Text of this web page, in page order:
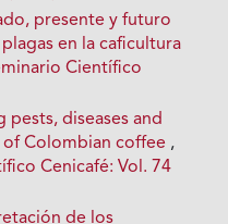
presente y futuro
en la caficultura
Científico
pests, diseases and
Colombian coffee ,
Cenicafé: Vol. 74
de los